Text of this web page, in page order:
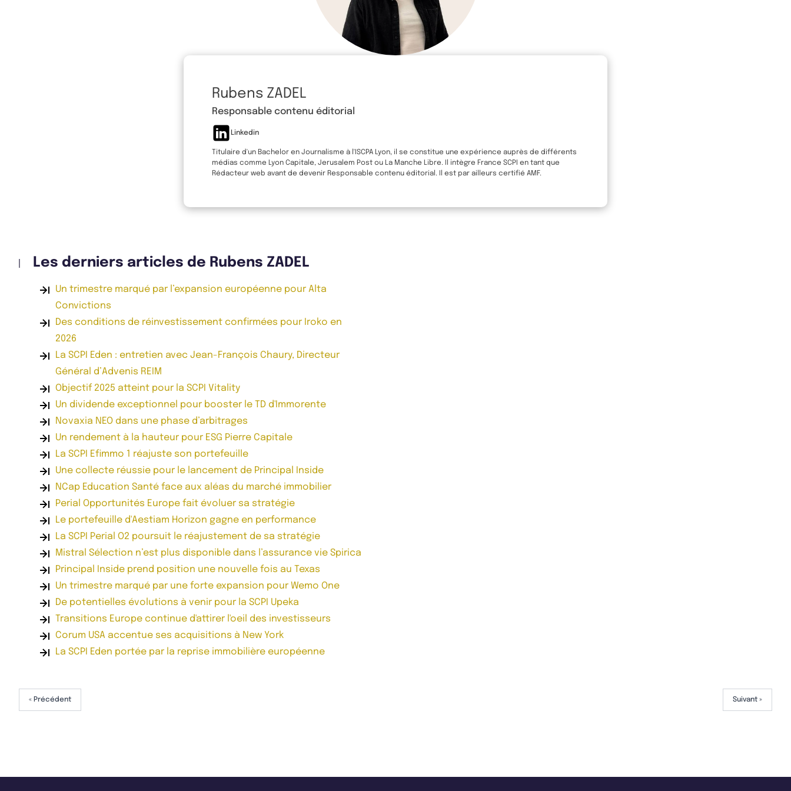
Rubens ZADEL
Responsable contenu éditorial
Linkedin
Titulaire d'un Bachelor en Journalisme à l'ISCPA Lyon, il se constitue une expérience auprès de différents
médias comme Lyon Capitale, Jerusalem Post ou La Manche Libre. Il intègre France SCPI en tant que
Rédacteur web avant de devenir Responsable contenu éditorial. Il est par ailleurs certifié AMF.
Les derniers articles de Rubens ZADEL
Un trimestre marqué par l’expansion européenne pour Alta
Convictions
Des conditions de réinvestissement confirmées pour Iroko en
2026
La SCPI Eden : entretien avec Jean-François Chaury, Directeur
Général d’Advenis REIM
Objectif 2025 atteint pour la SCPI Vitality
Un dividende exceptionnel pour booster le TD d'Immorente
Novaxia NEO dans une phase d’arbitrages
Un rendement à la hauteur pour ESG Pierre Capitale
La SCPI Efimmo 1 réajuste son portefeuille
Une collecte réussie pour le lancement de Principal Inside
NCap Education Santé face aux aléas du marché immobilier
Perial Opportunités Europe fait évoluer sa stratégie
Le portefeuille d'Aestiam Horizon gagne en performance
La SCPI Perial O2 poursuit le réajustement de sa stratégie
Mistral Sélection n’est plus disponible dans l’assurance vie Spirica
Principal Inside prend position une nouvelle fois au Texas
Un trimestre marqué par une forte expansion pour Wemo One
De potentielles évolutions à venir pour la SCPI Upeka
Transitions Europe continue d'attirer l'oeil des investisseurs
Corum USA accentue ses acquisitions à New York
La SCPI Eden portée par la reprise immobilière européenne
« Précédent Suivant »